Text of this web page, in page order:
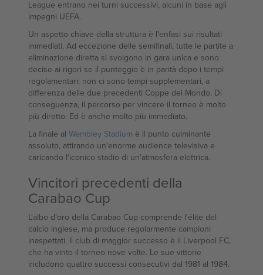
League entrano nei turni successivi, alcuni in base agli
impegni UEFA.
Un aspetto chiave della struttura è l'enfasi sui risultati
immediati. Ad eccezione delle semifinali, tutte le partite a
eliminazione diretta si svolgono in gara unica e sono
decise ai rigori se il punteggio è in parità dopo i tempi
regolamentari: non ci sono tempi supplementari, a
differenza delle due precedenti Coppe del Mondo. Di
conseguenza, il percorso per vincere il torneo è molto
più diretto. Ed è anche molto più immediato.
La finale al Wembley Stadium è il punto culminante
assoluto, attirando un'enorme audience televisiva e
caricando l'iconico stadio di un'atmosfera elettrica.
Vincitori precedenti della
Carabao Cup
L'albo d'oro della Carabao Cup comprende l'élite del
calcio inglese, ma produce regolarmente campioni
inaspettati. Il club di maggior successo è il Liverpool FC,
che ha vinto il torneo nove volte. Le sue vittorie
includono quattro successi consecutivi dal 1981 al 1984.